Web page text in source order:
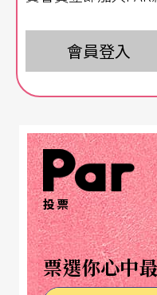
組合。整場音樂會是
題，似乎一切是模糊
而似乎是表達一篇篇
曲》，就呈現較類似
的句法替代旋律感
風，以思考的氣質取
是），如此幽默詼
笑。整個彈奏過程，
會員登入
投票
票選你心中